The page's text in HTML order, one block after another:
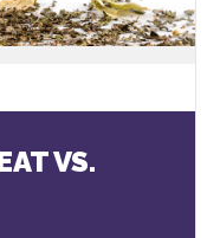
VS.